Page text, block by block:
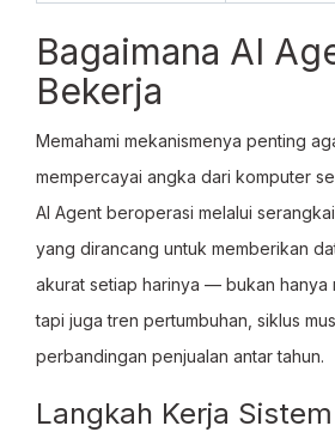
Bagaimana AI
Bekerja
Memahami mekanismenya penting
mempercayai angka dari komputer
AI Agent beroperasi melalui
yang dirancang untuk memberikan
akurat setiap harinya — bukan hanya
tapi juga tren pertumbuhan, siklus
perbandingan penjualan antar tahun.
Langkah Kerja Sistem